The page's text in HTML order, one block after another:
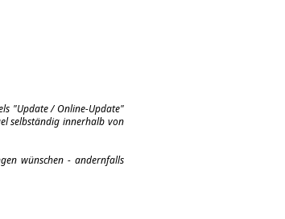
"Update / Online-Update"
selbständig innerhalb von
wünschen - andernfalls